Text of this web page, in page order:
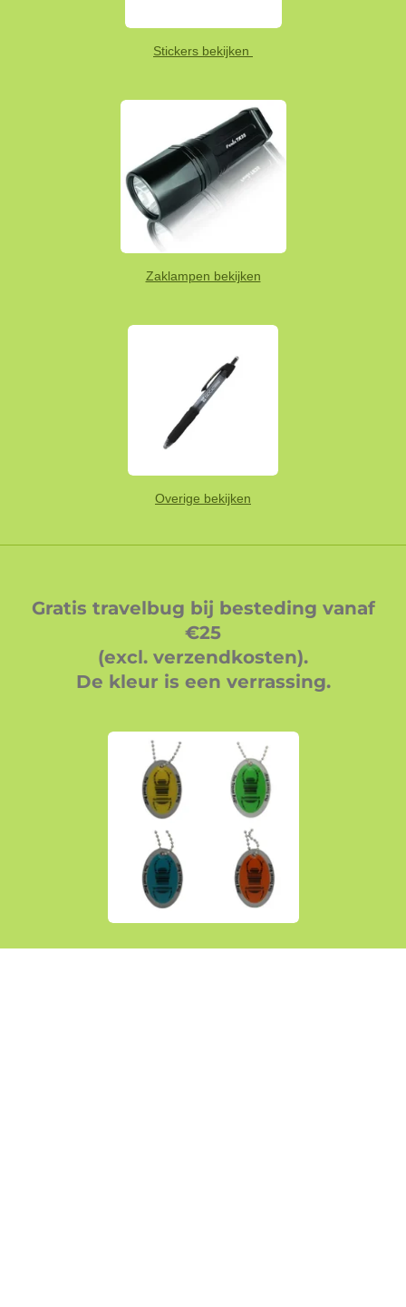
Stickers bekijken
Zaklampen bekijken
Overige bekijken
Gratis travelbug bij besteding vanaf
€25
(excl. verzendkosten).
De kleur is een verrassing.